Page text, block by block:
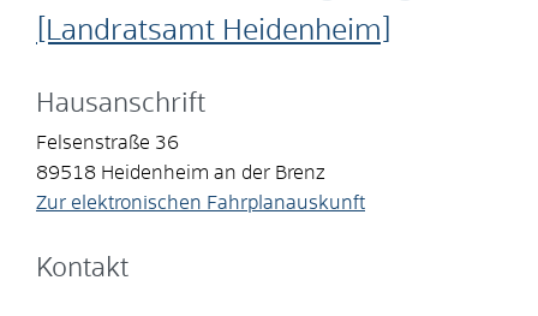
[Landratsamt Heidenheim]
Hausanschrift
Felsenstraße 36
89518 Heidenheim an der Brenz
Zur elektronischen Fahrplanauskunft
Kontakt